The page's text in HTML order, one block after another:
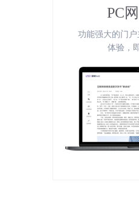
PC
功能强大的门
体验，